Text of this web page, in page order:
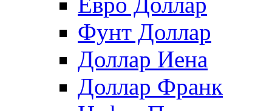
Фунт Доллар
Доллар Иена
Доллар Франк